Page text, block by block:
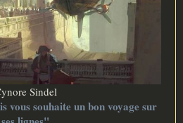
Sindel
souhaite un bon voyage sur